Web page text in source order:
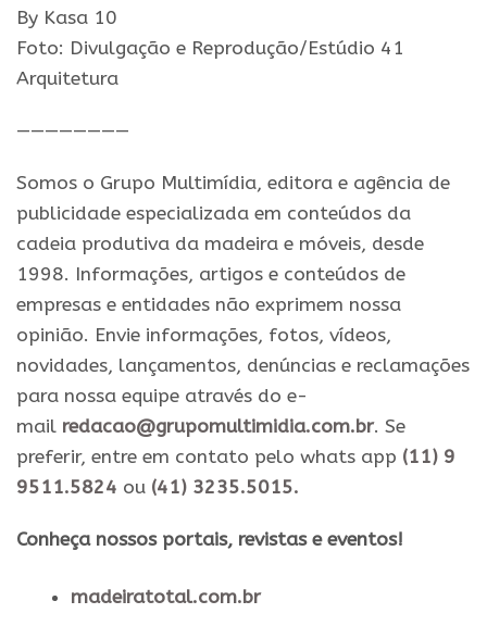
By Kasa 10
Foto: Divulgação e Reprodução/Estúdio 41
Arquitetura
————————
Somos o Grupo Multimídia, editora e agência de
publicidade especializada em conteúdos da
cadeia produtiva da madeira e móveis, desde
1998. Informações, artigos e conteúdos de
empresas e entidades não exprimem nossa
opinião. Envie informações, fotos, vídeos,
novidades, lançamentos, denúncias e reclamações
para nossa equipe através do e-
mail redacao@grupomultimidia.com.br. Se
preferir, entre em contato pelo whats app (11) 9
9511.5824 ou (41) 3235.5015.
​Conheça nossos ​portais, revistas e eventos​!
madeiratotal.com.br